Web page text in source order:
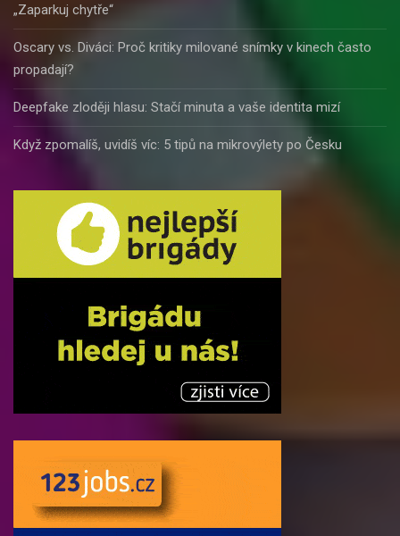
„Zaparkuj chytře“
Oscary vs. Diváci: Proč kritiky milované snímky v kinech často
propadají?
Deepfake zloději hlasu: Stačí minuta a vaše identita mizí
Když zpomalíš, uvidíš víc: 5 tipů na mikrovýlety po Česku